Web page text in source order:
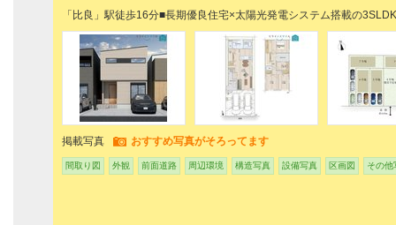
「比良」駅徒歩16分■長期優良住宅×太陽光発電システム搭載の
掲載写真 おすすめ写真がそろってます
間取り図 外観 前面道路 周辺環境 構造写真 設備写真 区画図 その他